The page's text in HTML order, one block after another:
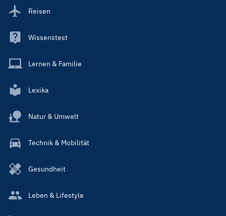
Reisen
Wissenstest
Lernen & Familie
Lexika
Natur & Umwelt
Technik & Mobilität
Gesundheit
Leben & Lifestyle